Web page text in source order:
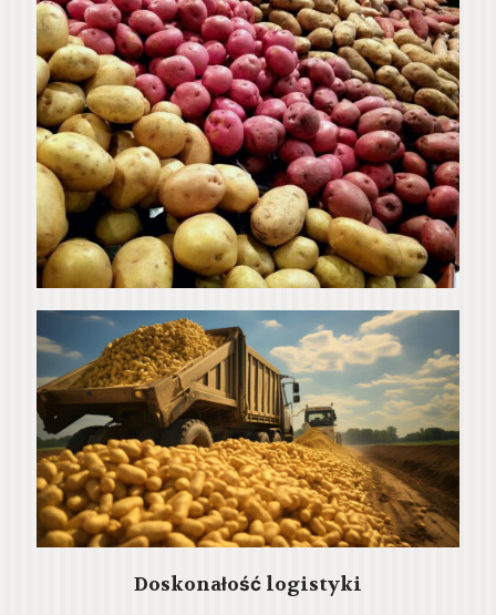
Doskonałość logistyki